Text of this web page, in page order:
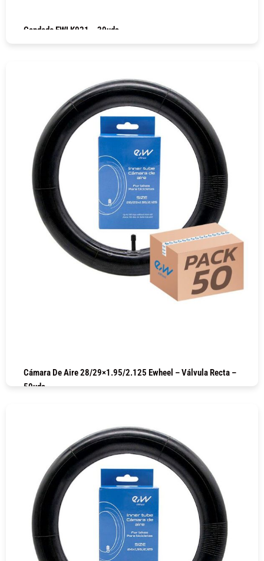
Candado EWLK021 – 20uds
Cámara De Aire 28/29×1.95/2.125 Ewheel – Válvula Recta –
50uds